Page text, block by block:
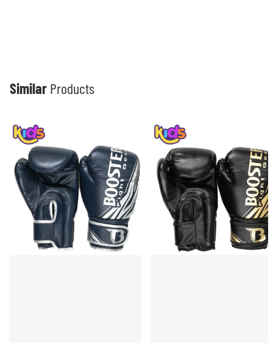
Similar Products